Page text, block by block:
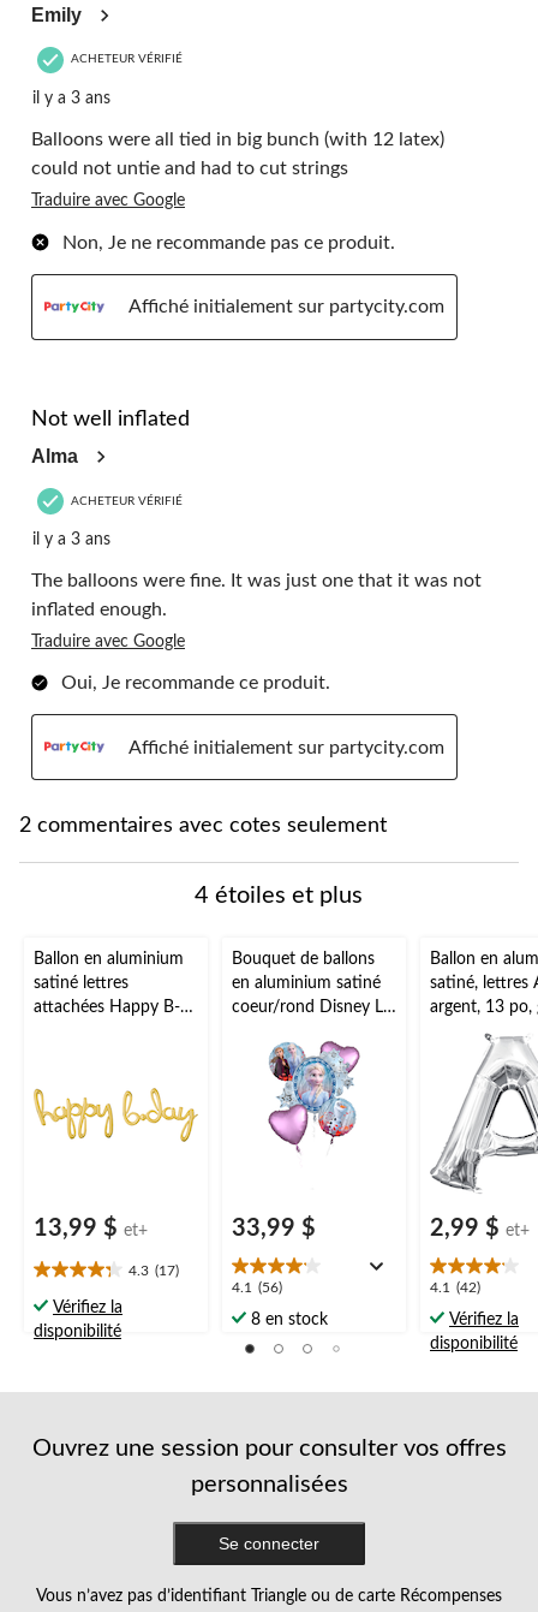
Emily
ACHETEUR VÉRIFIÉ
il y a 3 ans
Balloons were all tied in big bunch (with 12 latex)
could not untie and had to cut strings
Traduire avec Google
Non, Je ne recommande pas ce produit.
Affiché initialement sur partycity.com
Not well inflated
Alma
ACHETEUR VÉRIFIÉ
il y a 3 ans
The balloons were fine. It was just one that it was not
inflated enough.
Traduire avec Google
Oui, Je recommande ce produit.
Affiché initialement sur partycity.com
2 commentaires avec cotes seulement
4 étoiles et plus
Ballon en aluminium
satiné lettres
attachées Happy B-
d'anniversaire
13,99 $ et+
4.3 (17)
4.3
étoile(s)
sur
évaluations
Vérifiez la
disponibilité
Bouquet de ballons
en aluminium satiné
coeur/rond Disney La
Elsa/Anna/Olaf,
bleu/mauve, paq. 5,
gonflement à l'hélium
et ruban inclus, pour
fête d'anniversaire
33,99 $
4.1 (56)
4.1
étoile(s)
5.
8 en stock
Ballon en
satiné, lettres
argent, 13 po,
d'air, pour
anniversaire/
de diplômes/
prénatale/
2,99 $ et+
4.1 (42)
4.1
étoile(s)
sur
5.
Vérifiez la
disponibilité
Ouvrez une session pour consulter vos offres
personnalisées
Se connecter
Vous n’avez pas d’identifiant Triangle ou de carte Récompenses